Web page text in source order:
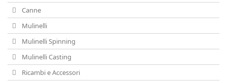
Canne
Mulinelli
Mulinelli Spinning
Mulinelli Casting
Ricambi e Accessori